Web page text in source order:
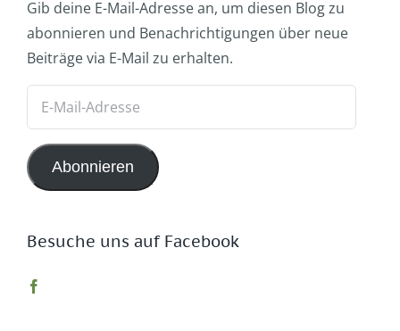
Gib deine E-Mail-Adresse an, um diesen Blog zu
abonnieren und Benachrichtigungen über neue
Beiträge via E-Mail zu erhalten.
Adresse
Abonnieren
Besuche uns auf Facebook